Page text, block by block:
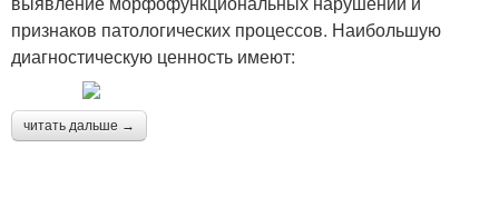
признаков патологических процессов. Наибольшую
диагностическую ценность имеют:
читать дальше →